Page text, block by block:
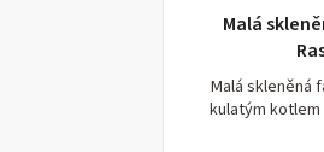
Malá
Malá skleněná
kulatým